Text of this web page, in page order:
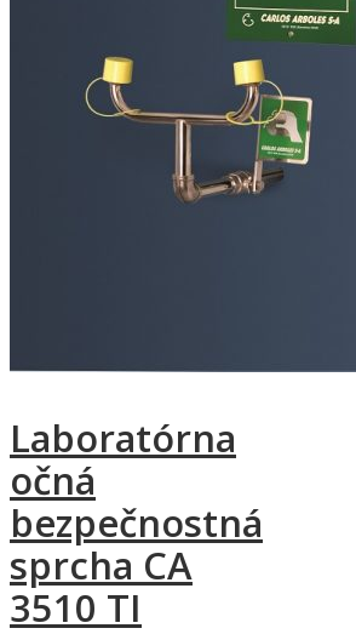
Laboratórna
očná
bezpečnostná
sprcha CA
3510 TI